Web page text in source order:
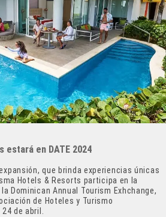
estará en DATE 2024
que brinda experiencias únicas
Hotels & Resorts participa en la
Dominican Annual Tourism Exhchange,
de Hoteles y Turismo
de abril.